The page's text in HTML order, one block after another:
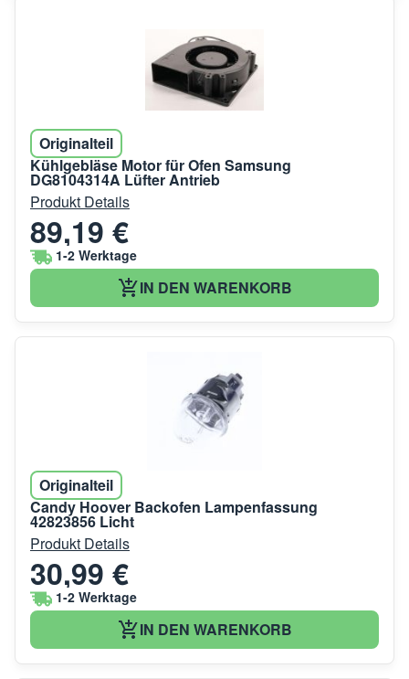
Originalteil
Kühlgebläse Motor für Ofen Samsung
DG8104314A Lüfter Antrieb
Produkt Details
89,19 €
1-2 Werktage
IN DEN WARENKORB
Originalteil
Candy Hoover Backofen Lampenfassung
42823856 Licht
Produkt Details
30,99 €
1-2 Werktage
IN DEN WARENKORB